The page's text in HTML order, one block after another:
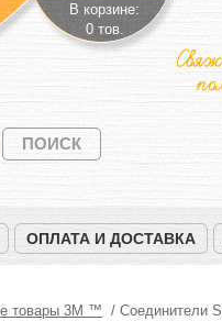
В корзине:
0 тов.
ОПЛАТА И ДОСТАВКА
товары 3М ™ Соединители